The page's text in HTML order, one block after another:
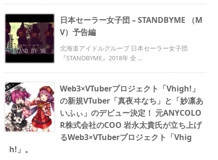
日本セーラー女子団 – STANDBYME （M
V）予告編
北海道アイドルグループ 日本セーラー女子団
『STANDBYME』2018年 全 ...
Web3×VTuberプロジェクト「Vhigh!」
の新規VTuber「真夜ヰなち」と「妙凛あ
いふぃ」のデビュー決定！ 元ANYCOLO
R株式会社のCOO 岩永太貴氏が立ち上げ
るWeb3×VTuberプロジェクト「Vhig
h!」。